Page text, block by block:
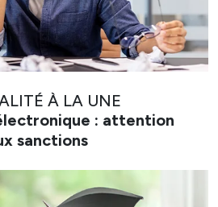
À LA UNE
: attention
sanctions